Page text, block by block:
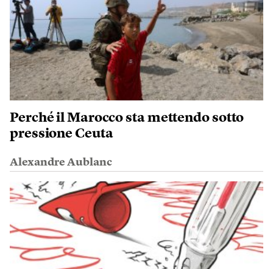
Perché il Marocco sta mettendo sotto
pressione Ceuta
Alexandre Aublanc